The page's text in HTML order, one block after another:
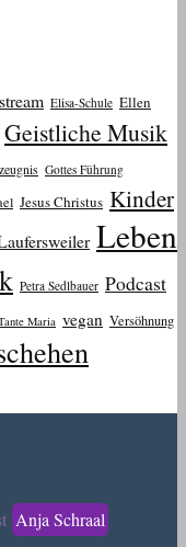
Elisa-Schule Ellen
Geistliche Musik
Gottes Führung
Jesus Christus Kinder
Leben
Petra Sedlbauer Podcast
Maria vegan Versöhnung
Anja Schraal